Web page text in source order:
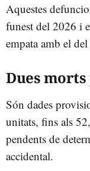
Aquestes
funest del 2026 i
empata amb el
Dues
Són dades
unitats, fins als
pendents de
accidental.